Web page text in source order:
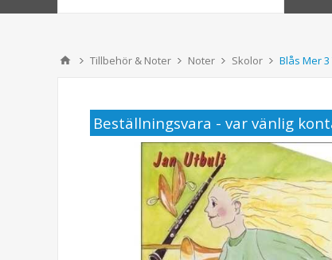
Tillbehör & Noter Noter Skolor Blås Mer
Beställningsvara - var vänlig